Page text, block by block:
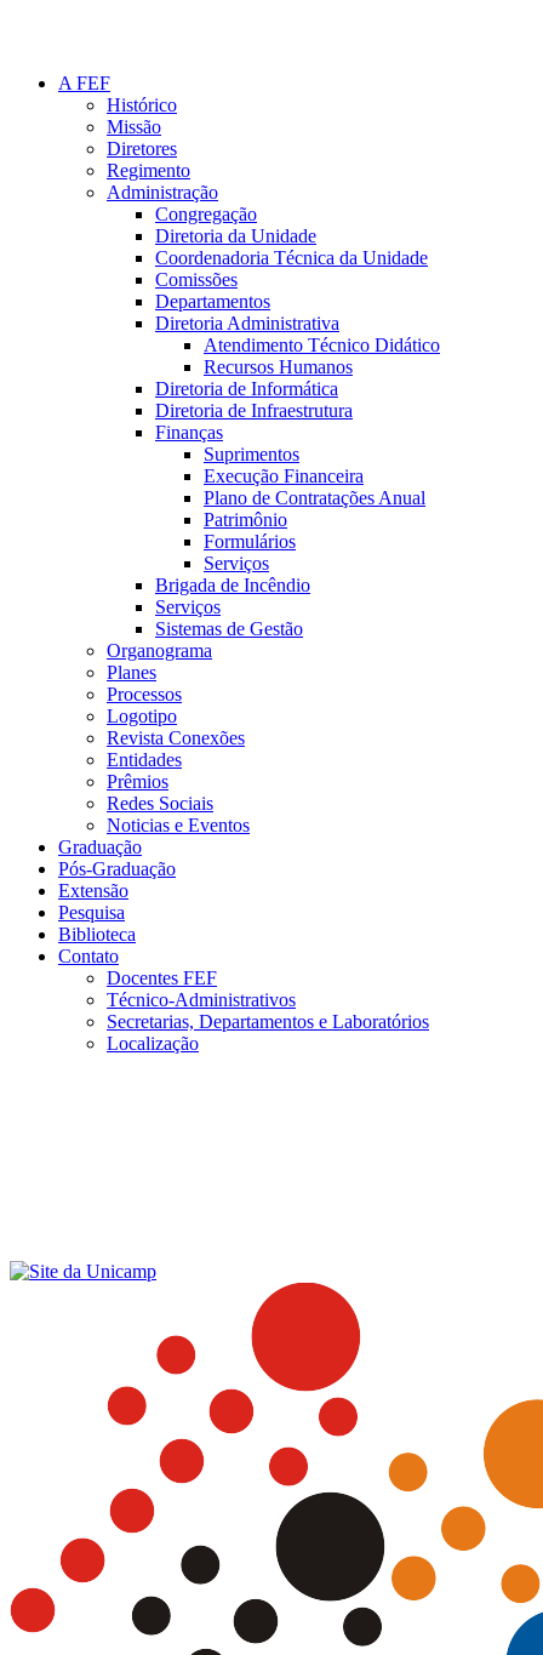
A FEF
Histórico
Missão
Diretores
Regimento
Administração
Congregação
Diretoria da Unidade
Coordenadoria Técnica da Unidade
Comissões
Departamentos
Diretoria Administrativa
Atendimento Técnico Didático
Recursos Humanos
Diretoria de Informática
Diretoria de Infraestrutura
Finanças
Suprimentos
Execução Financeira
Plano de Contratações Anual
Patrimônio
Formulários
Serviços
Brigada de Incêndio
Serviços
Sistemas de Gestão
Organograma
Planes
Processos
Logotipo
Revista Conexões
Entidades
Prêmios
Redes Sociais
Noticias e Eventos
Graduação
Pós-Graduação
Extensão
Pesquisa
Biblioteca
Contato
Docentes FEF
Técnico-Administrativos
Secretarias, Departamentos e Laboratórios
Localização